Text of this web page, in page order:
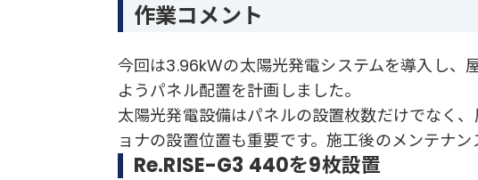
作業コメント
今回は3.96kWの太陽光発電システムを導入し、
ようパネル配置を計画しました。
太陽光発電設備はパネルの設置枚数だけでなく
ョナの設置位置も重要です。施工後のメンテナ
Re.RISE-G3 440を9枚設置